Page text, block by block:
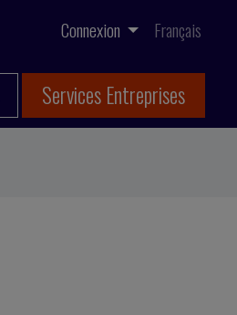
Connexion Français
Services Entreprises